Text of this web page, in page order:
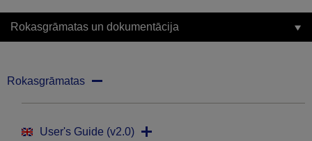
Rokasgrāmatas un dokumentācija
Rokasgrāmatas
User's Guide (v2.0)